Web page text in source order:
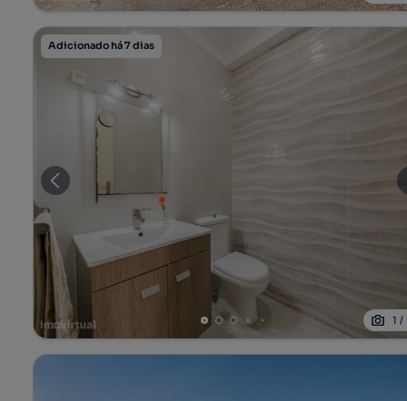
Adicionado há 7 dias
1 /